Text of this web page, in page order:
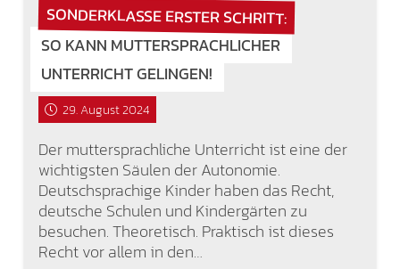
SONDERKLASSE ERSTER SCHRITT:
SO KANN MUTTERSPRACHLICHER
UNTERRICHT GELINGEN!
29. August 2024
Der muttersprachliche Unterricht ist eine der
wichtigsten Säulen der Autonomie.
Deutschsprachige Kinder haben das Recht,
deutsche Schulen und Kindergärten zu
besuchen. Theoretisch. Praktisch ist dieses
Recht vor allem in den…